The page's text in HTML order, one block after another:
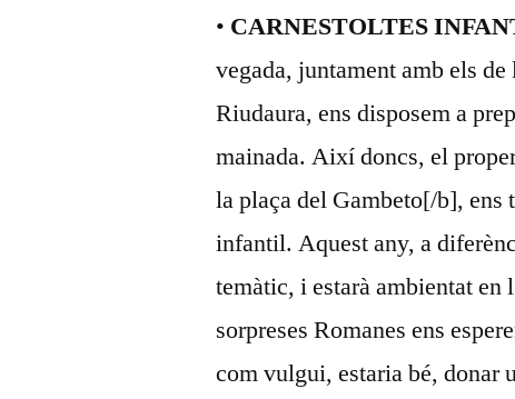
• CARNESTOLTES
vegada, juntament amb els
Riudaura, ens disposem a
mainada. Així doncs, el
la plaça del Gambeto[/b], ens
infantil. Aquest any, a
temàtic, i estarà ambientat en
sorpreses Romanes ens
com vulgui, estaria bé, donar